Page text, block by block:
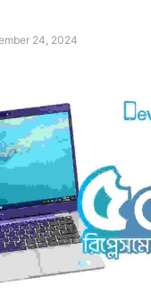
24, 2024